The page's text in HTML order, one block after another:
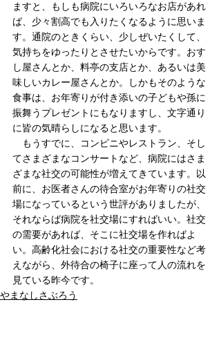
ますと、もしも病院にいろいろなお店があれ
ば、少々割高でも入りたくなるように思いま
す。通院のときくらい、少しぜいたくして、
気持ちをゆったりとさせたいからです。おす
し屋さんとか、料亭の支店とか、あるいは美
味しいカレー屋さんとか。しかもそのような
食事は、お年寄りが付き添いの子どもや孫に
振舞うプレゼントにもなりますし、文字通り
に皆の気晴らしになると思います。
もうすでに、コンビニやレストラン、そし
てさまざまなコンサートなど、病院にはさま
ざまな社交の可能性が増えてきています。以
前に、お医者さんの待合室がお年寄りの社交
場になっているという世評がありましたが、
それならば病院を社交場にすればいい。社交
の需要があれば、そこに社交場を作ればよ
い。高齢化社会における社交の重要性など考
えながら、外待合の椅子に座って人の流れを
見ている昨今です。
やまなしさぶろう